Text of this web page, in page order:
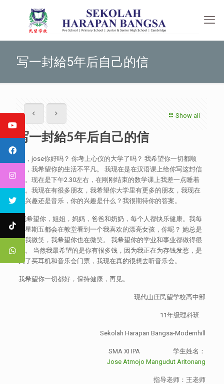
写一封給5年后自己的信
Show all
写一封給5年后自己的信
嘿，jose你好吗？ 你考上心仪的大学了吗？ 我希望你一切都顺
利，我希望你的生活不平凡。 我现在是在汉语课上给你写这封信
的。现在是下午2.30左右，在刚刚结束的数学课上我差一点睡着
了。我现在有很多朋友，我希望你大学里有更多的朋友，我现在
的兴趣还是音乐，你的兴趣是什么？我很期待你的答案。
我希望你，姐姐，妈妈，爸爸和奶奶，每个人都快乐健康。我每
个星期五都会在教堂看到一个我喜欢的漂亮女孩，你呢？ 她总是
让我微笑，我希望你也在微笑。 我希望你的学业和事业都做得很
好。 当然我最希望的是你有很多钱，因为我正在为存钱发愁，是
为了买耳机和音乐会门票，我现在真的很想去听音乐会。
我希望你一切都好，保持健康，再见。
现代山庄民望学校高中部
11年级理科班
Sekolah Harapan Bangsa-Modernhill
SMA XI IPA 学生姓名：
Jose Atmojo Mangudut Aritonang
指导老师：王老师